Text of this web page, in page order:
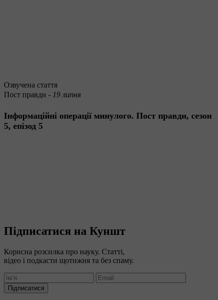
Озвучена стаття
Пост правди - 19 липня
Інформаційні операції минулого. Пост правди, сезон
5, епізод 5
Підписатися на Куншт
Корисна розсилка про науку. Статті,
відео і подкасти щотижня та без спаму.
Підписатися